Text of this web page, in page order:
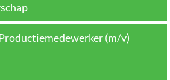
(m/v)